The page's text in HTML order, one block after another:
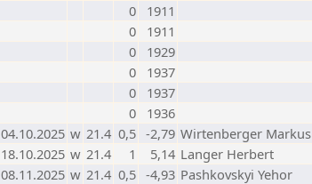
0
1911
0
1911
0
1929
0
1937
0
1937
0
1936
04.10.2025 w 21.4 0,5 -2,79 Wirtenberger Markus
18.10.2025 w 21.4 1 5,14 Langer Herbert
08.11.2025 w 21.4 0,5 -4,93 Pashkovskyi Yehor